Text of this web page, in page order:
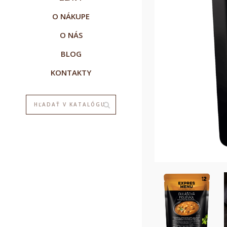
O NÁKUPE
O NÁS
BLOG
KONTAKTY